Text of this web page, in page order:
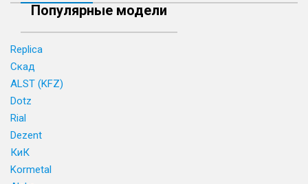
Популярные модели
Replica
Скад
ALST (KFZ)
Dotz
Rial
Dezent
КиК
Kormetal